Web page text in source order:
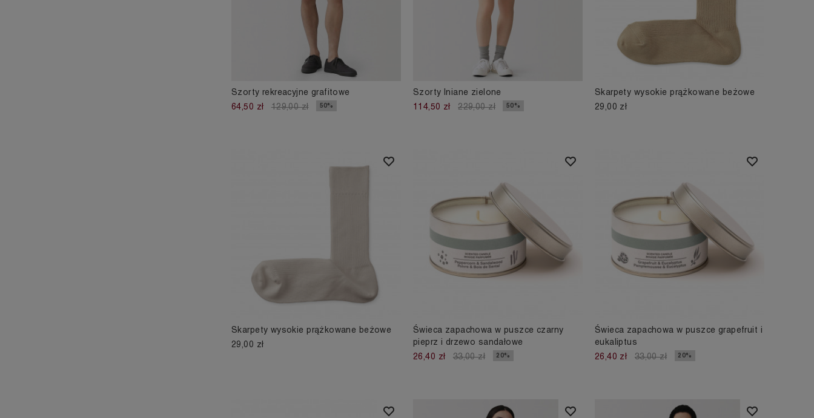
Szorty rekreacyjne grafitowe
64,50 zł
129,00 zł 50%
Szorty lniane zielone
114,50 zł
229,00 zł 50%
Skarpety wysokie prążkowane beżowe
29,00 zł
Skarpety wysokie prążkowane beżowe
29,00 zł
Świeca zapachowa w puszce czarny
pieprz i drzewo sandałowe
26,40 zł
33,00 zł 20%
Świeca zapachowa w puszce grapefruit i
eukaliptus
26,40 zł
33,00 zł 20%